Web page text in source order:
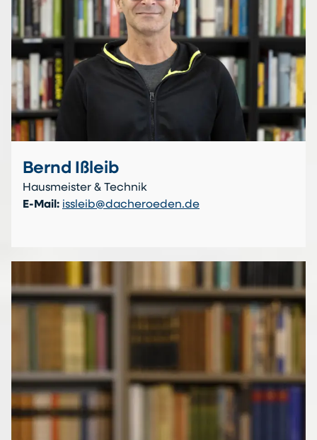
Bernd Ißleib
Hausmeister & Technik
E-Mail: issleib@dacheroeden.de